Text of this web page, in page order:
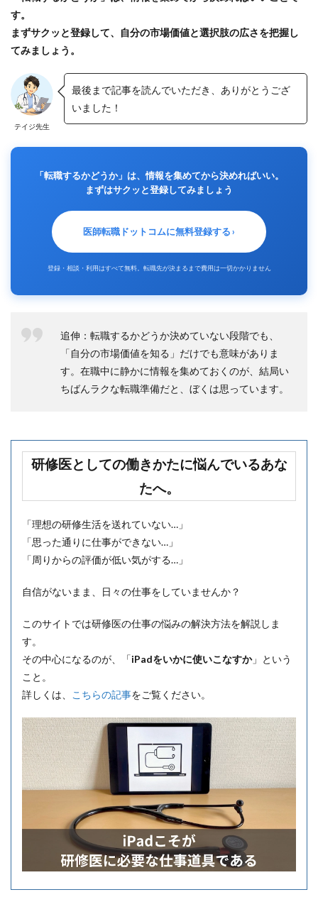
す。
まずサクッと登録して、自分の市場価値と選択肢の広さを把握し
てみましょう。
テイジ先生
最後まで記事を読んでいただき、ありがとうござ
いました！
「転職するかどうか」は、情報を集めてから決めればいい。
まずはサクッと登録してみましょう
医師転職ドットコムに無料登録する ›
登録・相談・利用はすべて無料。転職先が決まるまで費用は一切かかりません
追伸：転職するかどうか決めていない段階でも、
「自分の市場価値を知る」だけでも意味がありま
す。在職中に静かに情報を集めておくのが、結局い
ちばんラクな転職準備だと、ぼくは思っています。
研修医としての働きかたに悩んでいるあな
たへ。
「理想の研修生活を送れていない…」
「思った通りに仕事ができない…」
「周りからの評価が低い気がする…」
自信がないまま、日々の仕事をしていませんか？
このサイトでは研修医の仕事の悩みの解決方法を解説しま
す。
その中心になるのが、「iPadをいかに使いこなすか」という
こと。
詳しくは、
こちらの記事をご覧ください。